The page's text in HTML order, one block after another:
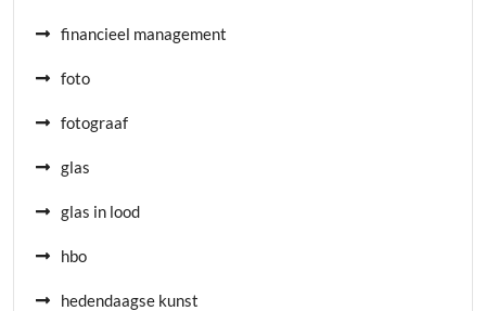
financieel management
foto
fotograaf
glas
glas in lood
hbo
hedendaagse kunst